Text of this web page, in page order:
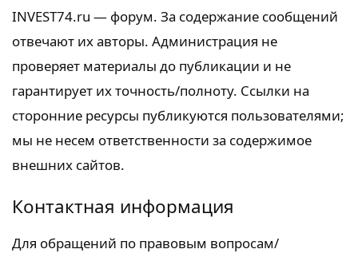
INVEST74.ru — форум. За содержание сообщений
отвечают их авторы. Администрация не
проверяет материалы до публикации и не
гарантирует их точность/полноту. Ссылки на
сторонние ресурсы публикуются пользователями;
мы не несем ответственности за содержимое
внешних сайтов.
Контактная информация
Для обращений по правовым вопросам/